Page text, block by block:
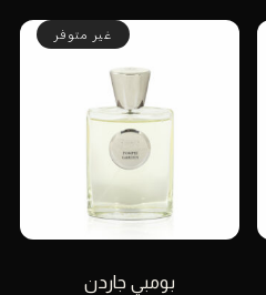
غير متوفر
بومبي جاردن